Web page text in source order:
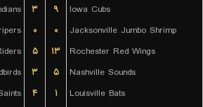
۳ ۹
Iowa Cubs
۰ ۰
Jacksonville Jumbo Shrimp
۵ ۱۳
Rochester Red Wings
۳ ۵
Nashville Sounds
۴ ۱
Louisville Bats